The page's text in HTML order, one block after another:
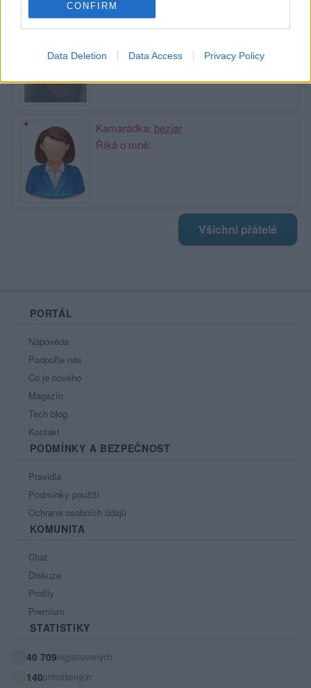
CONFIRM
Data Deletion Data Access Privacy Policy
Kamarádka:Lariari
Říká o mně:
Kamarádka: bezjar
Říká o mně:
Všichni přátelé
PORTÁL
Nápověda
Podpořte nás
Co je nového
Magazín
Tech blog
Kontakt
PODMÍNKY A BEZPEČNOST
Pravidla
Podmínky použití
Ochrana osobních údajů
KOMUNITA
Chat
Diskuze
Profily
Premium
STATISTIKY
40 709registrovaných
140přihlášených